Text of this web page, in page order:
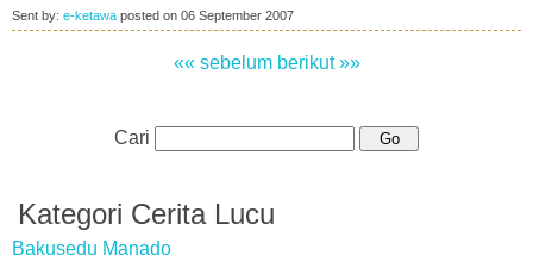
Sent by: e-ketawa posted on 06 September 2007
«« sebelum berikut »»
Cari
Kategori Cerita Lucu
Bakusedu Manado